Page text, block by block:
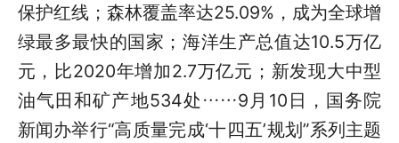
保护红线；森林覆盖率达25.09%，成为全球增
绿最多最快的国家；海洋生产总值达10.5万亿
元，比2020年增加2.7万亿元；新发现大中型
油气田和矿产地534处……9月10日，国务院
新闻办举行“高质量完成‘十四五’规划”系列主题